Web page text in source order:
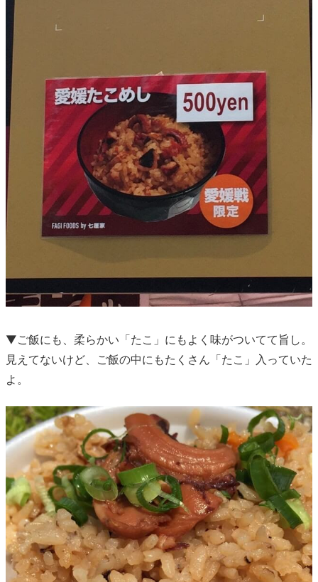
▼ご飯にも、柔らかい「たこ」にもよく味がついてて旨し。
見えてないけど、ご飯の中にもたくさん「たこ」入っていた
よ。